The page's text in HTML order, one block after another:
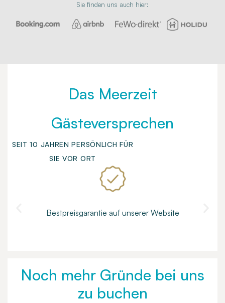
Sie finden uns auch hier:
Das Meerzeit
Gästeversprechen
SEIT 10 JAHREN PERSÖNLICH FÜR
SIE VOR ORT
Bestpreisgarantie auf unserer Website
Noch mehr Gründe bei uns
zu buchen